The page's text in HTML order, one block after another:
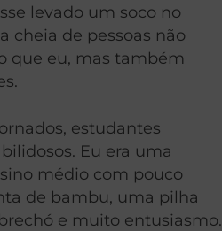
levado um soco no
cheia de pessoas não
que eu, mas também
estudantes
Eu era uma
médio com pouco
de bambu, uma pilha
e muito entusiasmo.